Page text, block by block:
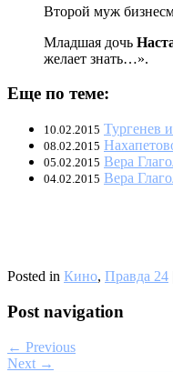
Второй муж
Младшая дочь
желает знать…».
Еще по теме:
10.02.2015 Тургенев
08.02.2015
05.02.2015 Вера
04.02.2015 Вера
Posted in Кино, Правда 24
Post navigation
← Previous
Next →